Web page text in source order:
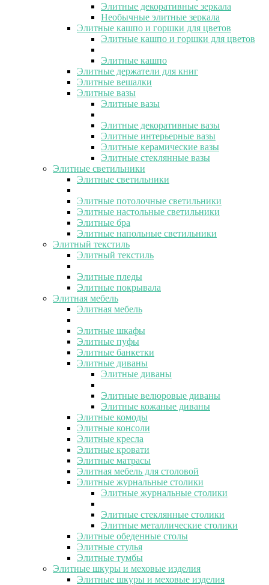
Элитные декоративные зеркала
Необычные элитные зеркала
Элитные кашпо и горшки для цветов
Элитные кашпо и горшки для цветов
Элитные кашпо
Элитные держатели для книг
Элитные вешалки
Элитные вазы
Элитные вазы
Элитные декоративные вазы
Элитные интерьерные вазы
Элитные керамические вазы
Элитные стеклянные вазы
Элитные светильники
Элитные светильники
Элитные потолочные светильники
Элитные настольные светильники
Элитные бра
Элитные напольные светильники
Элитный текстиль
Элитный текстиль
Элитные пледы
Элитные покрывала
Элитная мебель
Элитная мебель
Элитные шкафы
Элитные пуфы
Элитные банкетки
Элитные диваны
Элитные диваны
Элитные велюровые диваны
Элитные кожаные диваны
Элитные комоды
Элитные консоли
Элитные кресла
Элитные кровати
Элитные матрасы
Элитная мебель для столовой
Элитные журнальные столики
Элитные журнальные столики
Элитные стеклянные столики
Элитные металлические столики
Элитные обеденные столы
Элитные стулья
Элитные тумбы
Элитные шкуры и меховые изделия
Элитные шкуры и меховые изделия